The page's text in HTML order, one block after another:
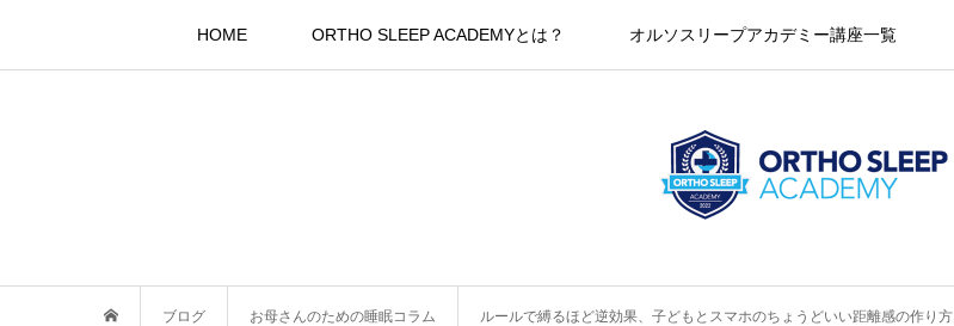
HOME ORTHO SLEEP ACADEMYとは？ オルソスリープアカデミー講座一覧
ブログ お母さんのための睡眠コラム ルールで縛るほど逆効果、子どもとスマホのちょうどいい距離感の作り方